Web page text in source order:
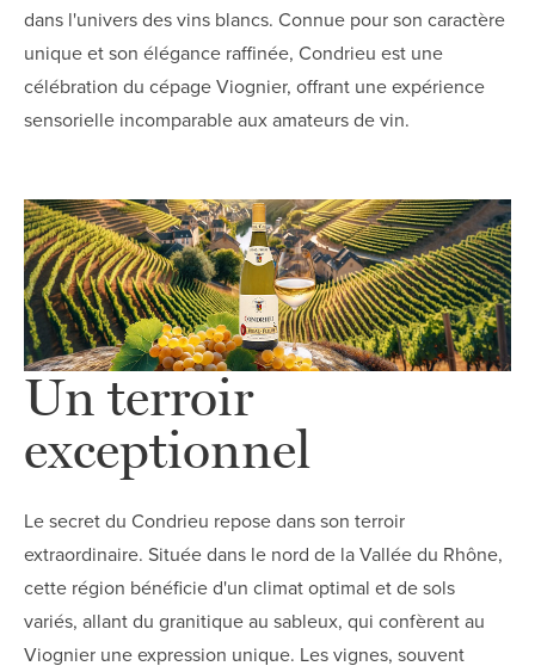
dans l'univers des vins blancs. Connue pour son caractère
unique et son élégance raffinée, Condrieu est une
célébration du cépage Viognier, offrant une expérience
sensorielle incomparable aux amateurs de vin.
Un terroir
exceptionnel
Le secret du Condrieu repose dans son terroir
extraordinaire. Située dans le nord de la Vallée du Rhône,
cette région bénéficie d'un climat optimal et de sols
variés, allant du granitique au sableux, qui confèrent au
Viognier une expression unique. Les vignes, souvent